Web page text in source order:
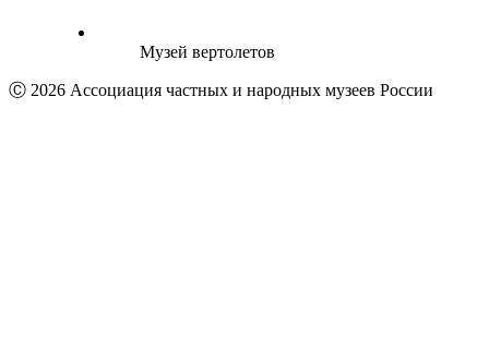
Музей вертолетов
Ⓒ 2026 Ассоциация частных и народных музеев России